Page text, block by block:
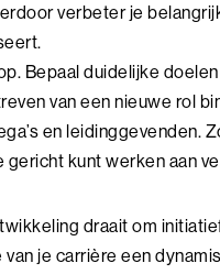
verbeter je
Bepaal duidelijke
van een nieuwe rol
en leidinggevenden.
kunt werken aan
draait om
je carrière een